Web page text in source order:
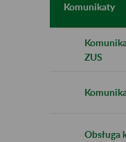
Komunikaty
ZUS
Obsługa